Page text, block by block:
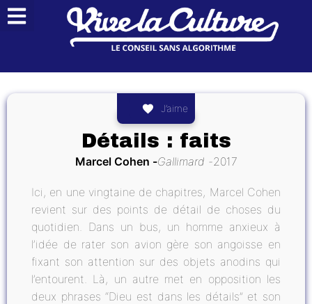
J’aime
Détails : faits
Marcel Cohen Gallimard 2017
Ici, en une vingtaine de chapitres, Marcel Cohen
revient sur des points de détail de choses du
quotidien. Dans un bus, un homme anxieux à
l’idée de rater son avion gère son angoisse en
fixant son attention sur des objets anodins qui
l’entourent. Là, un autre met en opposition les
deux phrases “Dieu est dans les détails” et son